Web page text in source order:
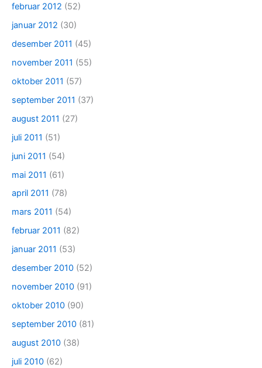
februar 2012 (52)
januar 2012 (30)
desember 2011 (45)
november 2011 (55)
oktober 2011 (57)
september 2011 (37)
august 2011 (27)
juli 2011 (51)
juni 2011 (54)
mai 2011 (61)
april 2011 (78)
mars 2011 (54)
februar 2011 (82)
januar 2011 (53)
desember 2010 (52)
november 2010 (91)
oktober 2010 (90)
september 2010 (81)
august 2010 (38)
juli 2010 (62)